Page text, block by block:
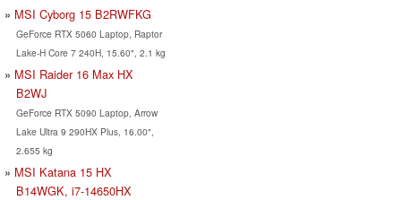
MSI Cyborg 15 B2RWFKG
GeForce RTX 5060 Laptop, Raptor
Lake-H Core 7 240H, 15.60", 2.1 kg
MSI Raider 16 Max HX
B2WJ
GeForce RTX 5090 Laptop, Arrow
Lake Ultra 9 290HX Plus, 16.00",
2.655 kg
MSI Katana 15 HX
B14WGK, i7-14650HX